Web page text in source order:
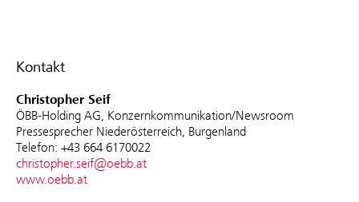
Kontakt
Christopher Seif
ÖBB-Holding AG, Konzernkommunikation/Newsroom
Pressesprecher Niederösterreich, Burgenland
Telefon: +43 664 6170022
christopher.seif@oebb.at
www.oebb.at